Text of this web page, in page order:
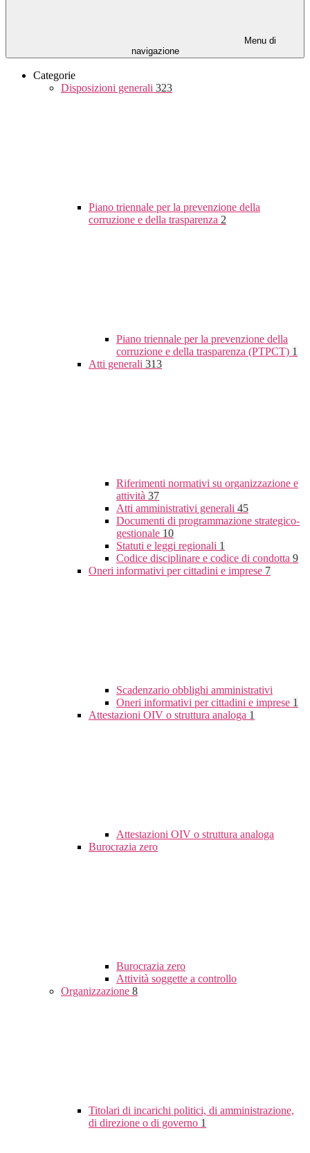
Menu di
navigazione
Categorie
Disposizioni generali 323
Piano triennale per la prevenzione della
corruzione e della trasparenza 2
Piano triennale per la prevenzione della
corruzione e della trasparenza (PTPCT) 1
Atti generali 313
Riferimenti normativi su organizzazione e
attività 37
Atti amministrativi generali 45
Documenti di programmazione strategico-
gestionale 10
Statuti e leggi regionali 1
Codice disciplinare e codice di condotta 9
Oneri informativi per cittadini e imprese 7
Scadenzario obblighi amministrativi
Oneri informativi per cittadini e imprese 1
Attestazioni OIV o struttura analoga 1
Attestazioni OIV o struttura analoga
Burocrazia zero
Burocrazia zero
Attività soggette a controllo
Organizzazione 8
Titolari di incarichi politici, di amministrazione,
di direzione o di governo 1